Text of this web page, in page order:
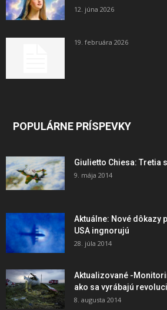
12. júna 2026
19. februára 2026
POPULÁRNE PRÍSPEVKY
Giulietto Chiesa: Tretia
9. mája 2014
Aktuálne: Nové dôkazy
USA ingnorujú
28. júla 2014
Aktualizované -
ako sa vyrábajú
8. augusta 2014